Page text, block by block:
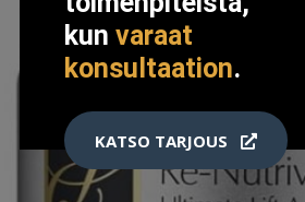
kunvaraat
konsultaation.
KATSO TARJOUS